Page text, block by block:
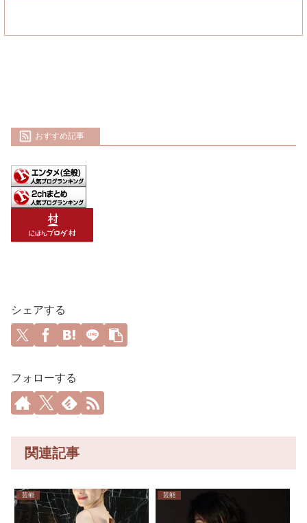
おすすめ記事
シェアする
フォローする
関連記事
芸能 芸能